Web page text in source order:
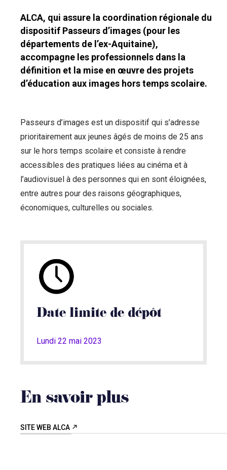
ALCA, qui assure la coordination régionale du
dispositif Passeurs d’images (pour les
départements de l’ex-Aquitaine),
accompagne les professionnels dans la
définition et la mise en œuvre des projets
d’éducation aux images hors temps scolaire.
Passeurs d’images est un dispositif qui s’adresse
prioritairement aux jeunes âgés de moins de 25 ans
sur le hors temps scolaire et consiste à rendre
accessibles des pratiques liées au cinéma et à
l’audiovisuel à des personnes qui en sont éloignées,
entre autres pour des raisons géographiques,
économiques, culturelles ou sociales.
Date limite de dépôt
Lundi 22 mai 2023
En savoir plus
SITE WEB ALCA